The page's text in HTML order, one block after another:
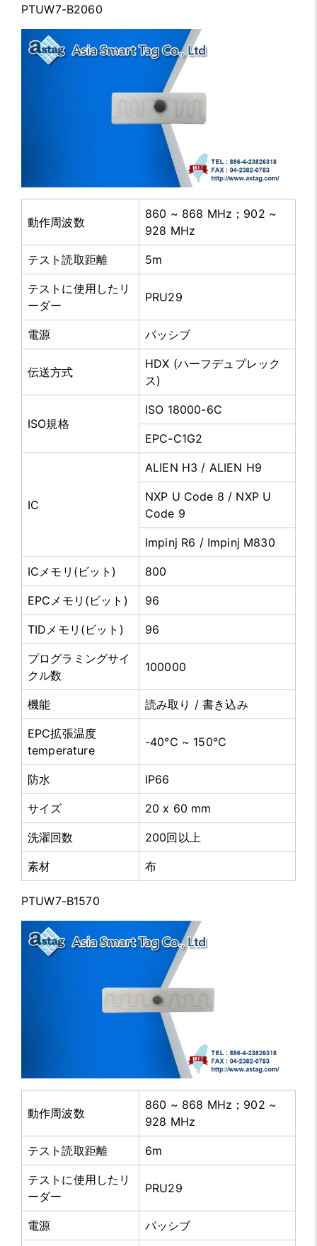
PTUW7-B2060
動作周波数
860 ~ 868 MHz；902 ~
928 MHz
テスト読取距離 5m
テストに使用したリ
ーダー
PRU29
電源 パッシブ
伝送方式
HDX (ハーフデュプレック
ス)
ISO規格
ISO 18000-6C
EPC-C1G2
IC
ALIEN H3 / ALIEN H9
NXP U Code 8 / NXP U
Code 9
Impinj R6 / Impinj M830
ICメモリ(ビット) 800
EPCメモリ(ビット) 96
TIDメモリ(ビット) 96
プログラミングサイ
クル数
100000
機能 読み取り / 書き込み
EPC拡張温度
temperature
-40°C ~ 150°C
防水 IP66
サイズ 20 x 60 mm
洗濯回数 200回以上
素材 布
PTUW7-B1570
動作周波数
860 ~ 868 MHz；902 ~
928 MHz
テスト読取距離 6m
テストに使用したリ
ーダー
PRU29
電源 パッシブ